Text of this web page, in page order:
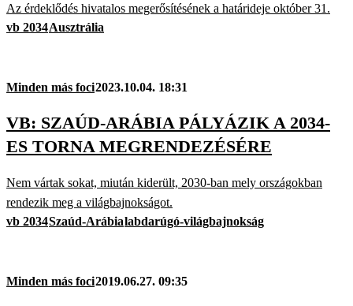
Az érdeklődés hivatalos megerősítésének a határideje október 31.
vb 2034Ausztrália
Minden más foci2023.10.04. 18:31
VB: SZAÚD-ARÁBIA PÁLYÁZIK A 2034-
ES TORNA MEGRENDEZÉSÉRE
Nem vártak sokat, miután kiderült, 2030-ban mely országokban
rendezik meg a világbajnokságot.
vb 2034Szaúd-Arábialabdarúgó-világbajnokság
Minden más foci2019.06.27. 09:35